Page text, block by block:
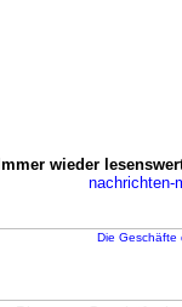
Immer wieder
nachrichten-